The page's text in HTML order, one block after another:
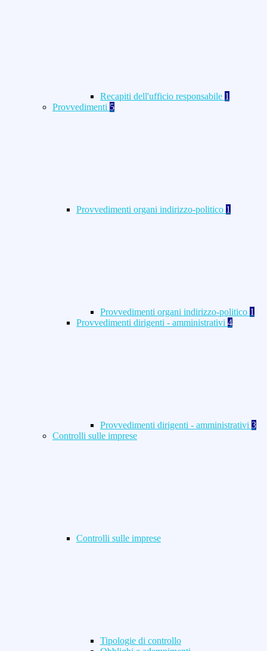
Recapiti dell'ufficio responsabile 1
Provvedimenti 5
Provvedimenti organi indirizzo-politico 1
Provvedimenti organi indirizzo-politico 1
Provvedimenti dirigenti - amministrativi 4
Provvedimenti dirigenti - amministrativi 3
Controlli sulle imprese
Controlli sulle imprese
Tipologie di controllo